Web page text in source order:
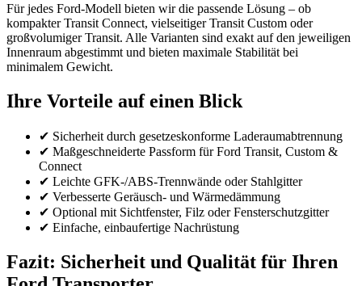
Für jedes Ford-Modell bieten wir die passende Lösung – ob
kompakter Transit Connect, vielseitiger Transit Custom oder
großvolumiger Transit. Alle Varianten sind exakt auf den jeweiligen
Innenraum abgestimmt und bieten maximale Stabilität bei
minimalem Gewicht.
Ihre Vorteile auf einen Blick
✔ Sicherheit durch gesetzeskonforme Laderaumabtrennung
✔ Maßgeschneiderte Passform für Ford Transit, Custom &
Connect
✔ Leichte GFK-/ABS-Trennwände oder Stahlgitter
✔ Verbesserte Geräusch- und Wärmedämmung
✔ Optional mit Sichtfenster, Filz oder Fensterschutzgitter
✔ Einfache, einbaufertige Nachrüstung
Fazit: Sicherheit und Qualität für Ihren